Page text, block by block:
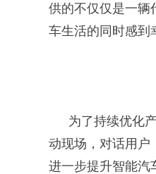
供的不仅仅是一辆
车生活的同时感到
为了持续优化
动现场，对话用户
进一步提升智能汽